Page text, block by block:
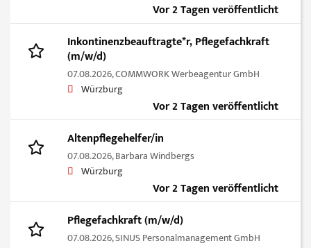
Vor 2 Tagen veröffentlicht
Inkontinenzbeauftragte*r, Pflegefachkraft
(m/w/d)
07.08.2026,COMMWORK Werbeagentur GmbH
Würzburg
Vor 2 Tagen veröffentlicht
Altenpflegehelfer/in
07.08.2026,Barbara Windbergs
Würzburg
Vor 2 Tagen veröffentlicht
Pflegefachkraft (m/w/d)
07.08.2026,SINUS Personalmanagement GmbH